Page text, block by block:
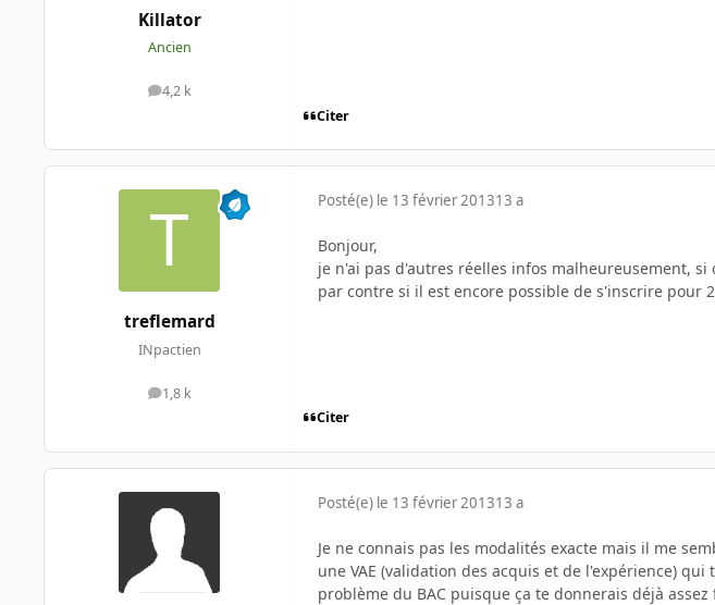
Killator
Ancien
4,2 k
messages
Citer
treflemard
INpactien
1,8 k
messages
Posté(e) le 13 février 201313 a
Bonjour,
je n'ai pas d'autres réelles infos malheureusement,
par contre si il est encore possible de s'inscrire pour
Citer
Posté(e) le 13 février 201313 a
Je ne connais pas les modalités exacte mais il me
une VAE (validation des acquis et de l'expérience)
problème du BAC puisque ça te donnerais déjà